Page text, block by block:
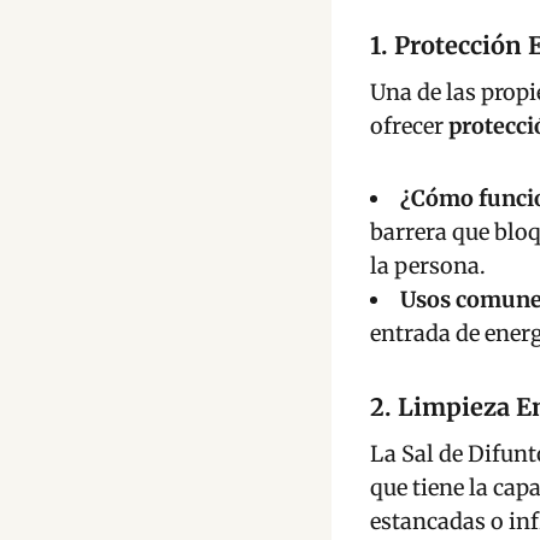
1. Protección
Una de las
ofrecer
¿Cómo
barrera que
la persona.
Usos
entrada de
2. Limpieza
La Sal de
que tiene la
estancadas o